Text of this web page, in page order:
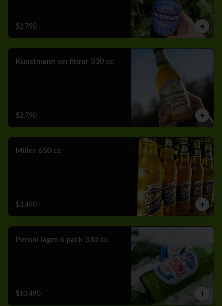
$2.790
Kunstmann sin filtrar 330 cc
$2.790
Miller 650 cc
$3.490
Peroni lager 6 pack 330 cc
$10.490